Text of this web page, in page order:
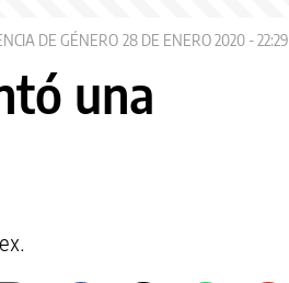
DE GÉNERO 28 DE ENERO 2020 - 22:29
una